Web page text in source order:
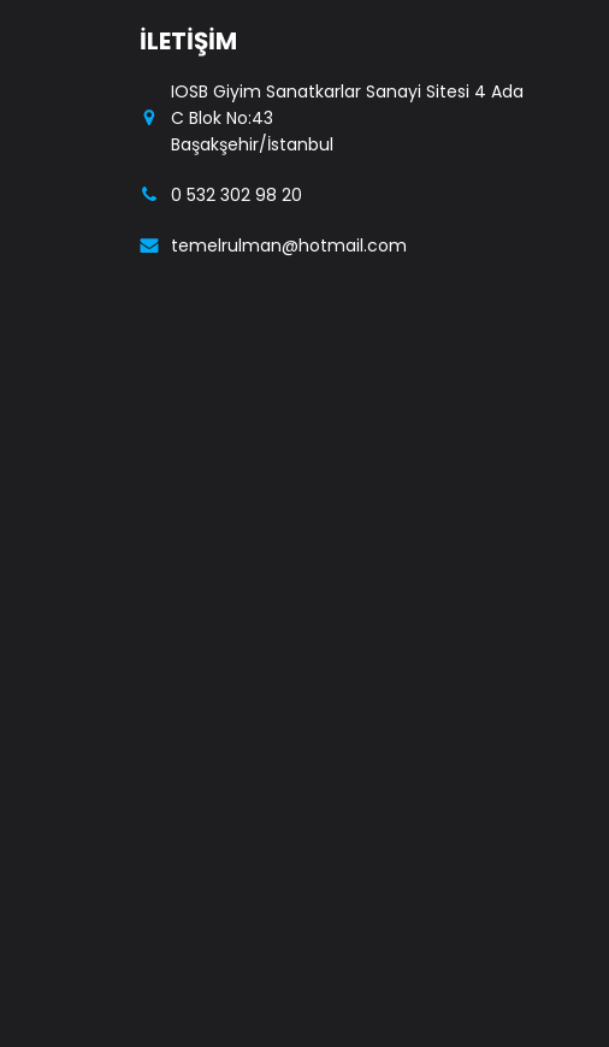
İLETİŞİM
IOSB Giyim Sanatkarlar Sanayi Sitesi 4 Ada
C Blok No:43
Başakşehir/İstanbul
0 532 302 98 20
temelrulman@hotmail.com